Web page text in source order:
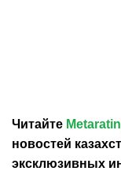
Читайте
новостей
эксклюзивных